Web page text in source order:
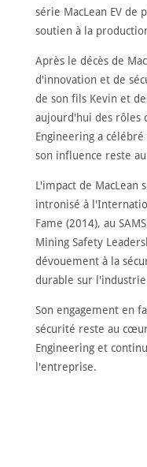
série MacLean EV de
soutien à la
Après le décès de
d'innovation et de
de son fils Kevin et
aujourd'hui des rôles
Engineering a
son influence reste
L'impact de
intronisé à
Fame (2014), au
Mining Safety
dévouement à la
durable sur
Son engagement en
sécurité reste au
Engineering et
l'entreprise.